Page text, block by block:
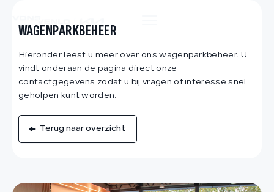
HOME
AANBOD
DIENSTEN
VACATURES
OVER ONS
WAGENPARKBEHEER
Hieronder leest u meer over ons wagenparkbeheer. U
vindt onderaan de pagina direct onze
contactgegevens zodat u bij vragen of interesse snel
geholpen kunt worden.
Terug naar overzicht